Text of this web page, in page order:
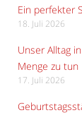
Ein perfekter
18. Juli 2026
Unser Alltag
Menge zu tun
17. Juli 2026